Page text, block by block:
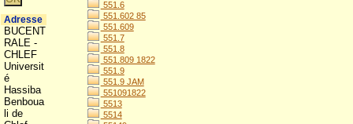
551.6
551.602 85
551.609
551.7
551.8
551.809 1822
551.9
551.9 JAM
551091822
5513
5514
Adresse
BUCENT
RALE -
CHLEF
Universit
é
Hassiba
Benboua
li de